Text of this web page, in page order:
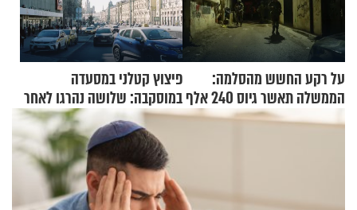
על רקע החשש מהסלמה:
הממשלה תאשר גיוס 240 אלף
אנשי מילואים
פיצוץ קטלני במסעדה
במוסקבה: שלושה נהרגו לאחר
שמטען שנשאה אישה התפוצץ